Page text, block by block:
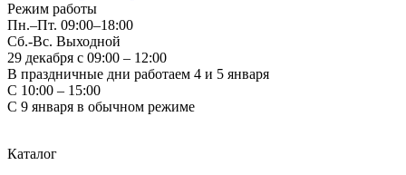
Режим работы
Пн.–Пт. 09:00–18:00
Сб.-Вс. Выходной
29 декабря с 09:00 – 12:00
В праздничные дни работаем 4 и 5 января
С 10:00 – 15:00
С 9 января в обычном режиме
Каталог